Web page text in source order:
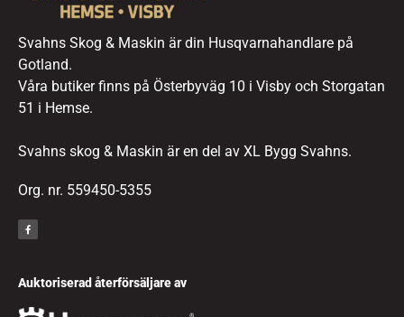
Svahns Skog & Maskin är din Husqvarnahandlare på
Gotland.
Våra butiker finns på Österbyväg 10 i Visby och Storgatan
51 i Hemse.
Svahns skog & Maskin är en del av XL Bygg Svahns.
Org. nr. 559450-5355
Auktoriserad återförsäljare av